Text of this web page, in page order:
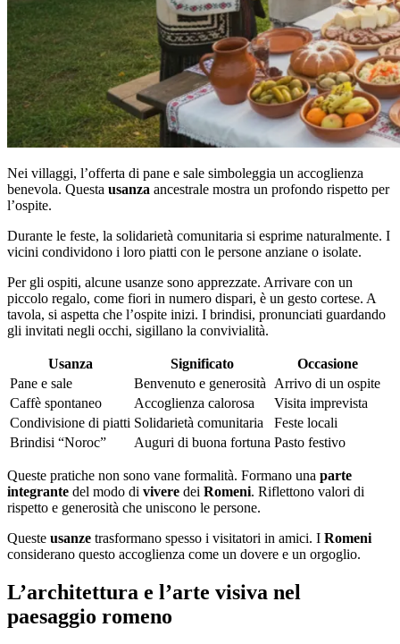
Nei villaggi, l’offerta di pane e sale simboleggia un accoglienza
benevola. Questa usanza ancestrale mostra un profondo rispetto per
l’ospite.
Durante le feste, la solidarietà comunitaria si esprime naturalmente. I
vicini condividono i loro piatti con le persone anziane o isolate.
Per gli ospiti, alcune usanze sono apprezzate. Arrivare con un
piccolo regalo, come fiori in numero dispari, è un gesto cortese. A
tavola, si aspetta che l’ospite inizi. I brindisi, pronunciati guardando
gli invitati negli occhi, sigillano la convivialità.
Usanza Significato
Occasione
Pane e sale
Benvenuto e generosità
Arrivo di un ospite
Caffè spontaneo
Accoglienza calorosa
Visita imprevista
Condivisione di piatti Solidarietà comunitaria
Feste locali
Brindisi “Noroc”
Auguri di buona fortuna Pasto festivo
Queste pratiche non sono vane formalità. Formano una parte
integrante del modo di vivere dei Romeni. Riflettono valori di
rispetto e generosità che uniscono le persone.
Queste usanze trasformano spesso i visitatori in amici. I Romeni
considerano questo accoglienza come un dovere e un orgoglio.
L’architettura e l’arte visiva nel
paesaggio romeno